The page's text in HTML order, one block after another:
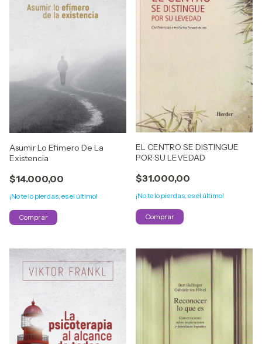
Asumir Lo Efimero De La
Existencia
$14.000,00
¡No te lo pierdas, es el último!
EL CENTRO SE DISTINGUE
POR SU LEVEDAD
$31.000,00
¡No te lo pierdas, es el último!